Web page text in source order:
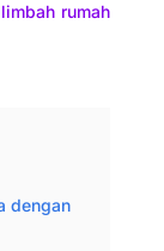
rumah
dengan